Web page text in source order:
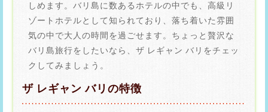
しめます。バリ島に数あるホテルの中でも、高級リ
ゾートホテルとして知られており、落ち着いた雰囲
気の中で大人の時間を過ごせます。ちょっと贅沢な
バリ島旅行をしたいなら、ザ レギャン バリをチェッ
クしてみましょう。
ザ レギャン バリの特徴